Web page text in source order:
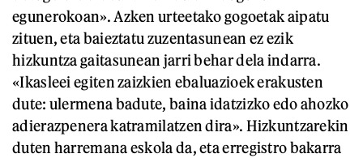
egunerokoan». Azken urteetako gogoetak aipatu
zituen, eta baieztatu zuzentasunean ez ezik
hizkuntza gaitasunean jarri behar dela indarra.
«Ikasleei egiten zaizkien ebaluazioek erakusten
dute: ulermena badute, baina idatzizko edo ahozko
adierazpenera katramilatzen dira». Hizkuntzarekin
duten harremana eskola da, eta erregistro bakarra